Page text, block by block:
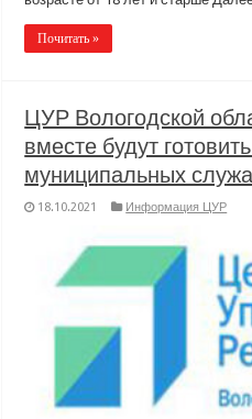
Почитать »
ЦУР Вологодской
вместе будут
муниципальных
18.10.2021 Информация ЦУР